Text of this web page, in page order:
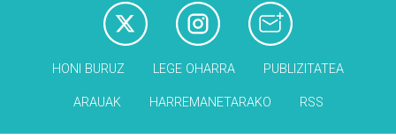
HONI BURUZ LEGE OHARRA PUBLIZITATEA
ARAUAK HARREMANETARAKO RSS